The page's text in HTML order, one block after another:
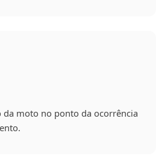
moto no ponto da ocorrência